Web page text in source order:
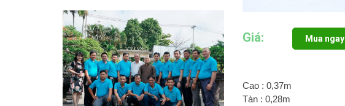
Giá: Mua ngay
Cao : 0,37m
Tàn : 0,28m